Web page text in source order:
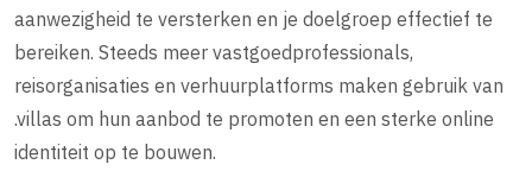
aanwezigheid te versterken en je doelgroep effectief te
bereiken. Steeds meer vastgoedprofessionals,
reisorganisaties en verhuurplatforms maken gebruik van
.villas om hun aanbod te promoten en een sterke online
identiteit op te bouwen.